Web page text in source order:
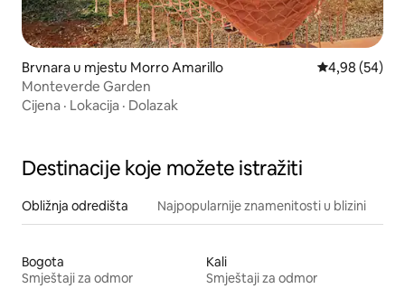
Brvnara u mjestu Morro Amarillo Prosječna
4,98 (54)
Monteverde Garden
Cijena · Lokacija · Dolazak
Destinacije koje možete istražiti
Obližnja odredišta Najpopularnije znamenitosti u blizini
Bogota
Smještaji za odmor
Kali
Smještaji za odmor